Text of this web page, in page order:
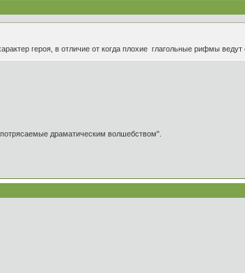
героя, в отличие от когда плохие глагольные рифмы ведут
драматическим волшебством".